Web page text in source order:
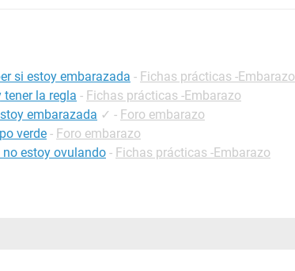
si estoy embarazada - Fichas prácticas -Embarazo
tener la regla - Fichas prácticas -Embarazo
embarazada ✓ - Foro embarazo
verde - Foro embarazo
estoy ovulando - Fichas prácticas -Embarazo